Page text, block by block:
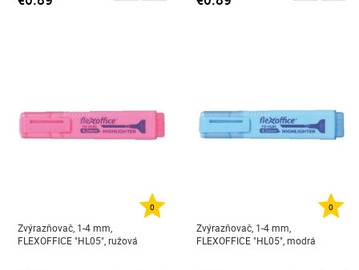
0
Zvýrazňovač, 1-4 mm,
FLEXOFFICE "HL05", ružová
0
Zvýrazňovač, 1-4 mm,
FLEXOFFICE "HL05", modrá